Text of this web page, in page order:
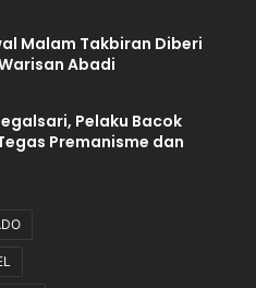
Malam Takbiran Diberi
Abadi
Pelaku Bacok
Premanisme dan